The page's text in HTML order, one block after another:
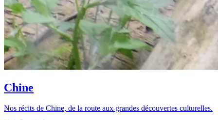
Chine
Nos récits de Chine, de la route aux grandes découvertes culturelles.